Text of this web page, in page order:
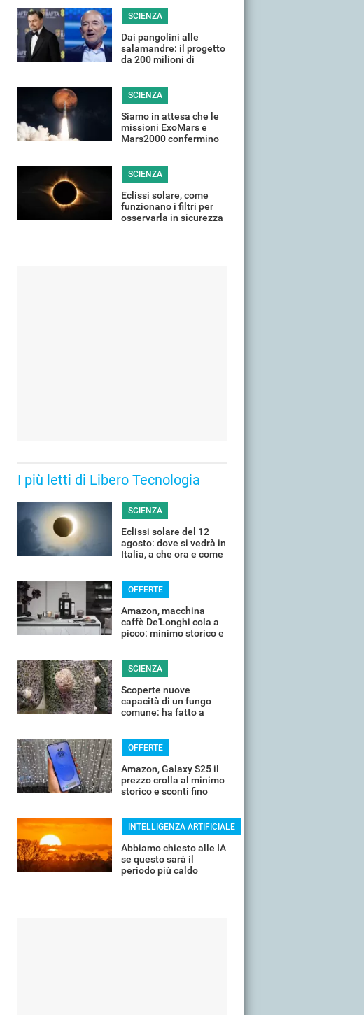
SCIENZA
Dai pangolini alle
salamandre: il progetto
da 200 milioni di
SCIENZA
Siamo in attesa che le
missioni ExoMars e
Mars2000 confermino
SCIENZA
Eclissi solare, come
funzionano i filtri per
osservarla in sicurezza
I più letti di Libero Tecnologia
SCIENZA
Eclissi solare del 12
agosto: dove si vedrà in
Italia, a che ora e come
OFFERTE
Amazon, macchina
caffè De'Longhi cola a
picco: minimo storico e
SCIENZA
Scoperte nuove
capacità di un fungo
comune: ha fatto a
OFFERTE
Amazon, Galaxy S25 il
prezzo crolla al minimo
storico e sconti fino
INTELLIGENZA ARTIFICIALE
Abbiamo chiesto alle IA
se questo sarà il
periodo più caldo